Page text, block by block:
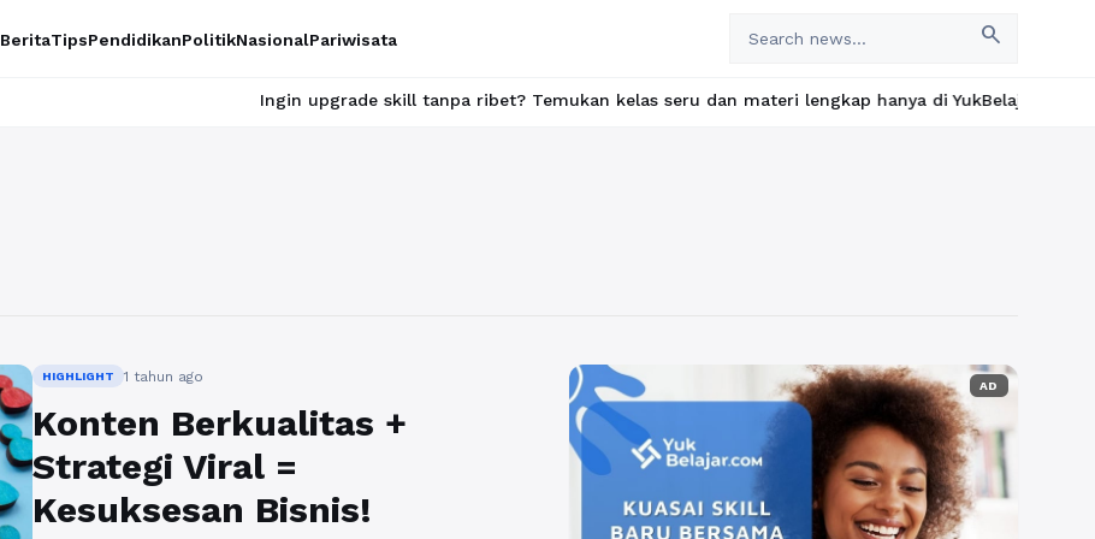
BeritaTipsPendidikanPolitikNasionalPariwisata search
Ingin upgrade skill tanpa ribet? Temukan kelas seru dan materi lengkap hanya di YukBelajar.com.
HIGHLIGHT 1 tahun ago
Konten Berkualitas +
Strategi Viral =
Kesuksesan Bisnis!
AD